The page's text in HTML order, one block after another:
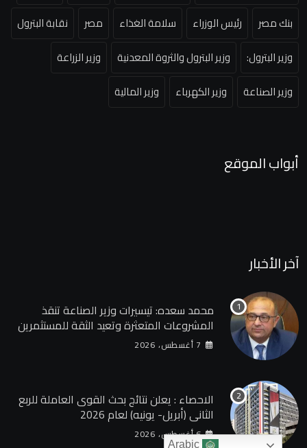
بنك مصر
رئيس الوزراء سلامة الغذاء مصر
نقابة البترول
وزير البترول:
وزير البترول والثروة المعدنية
وزير الزراعة
وزير الصناعة
وزير الكهرباء وزير المالية
أبواب الموقع
آخر الأخبار
محمد سعده: تيسيرات وزير الصناعة تنقذ
المشروعات المتعثرة وتعيد الثقة للمستثمرين
7 أغسطس، 2026
الاحصاء : يعلن نتائج بحث القوى العاملة للربع
الثانى (أبريل- يونيه) لعام 2026
6 أغسطس، 2026